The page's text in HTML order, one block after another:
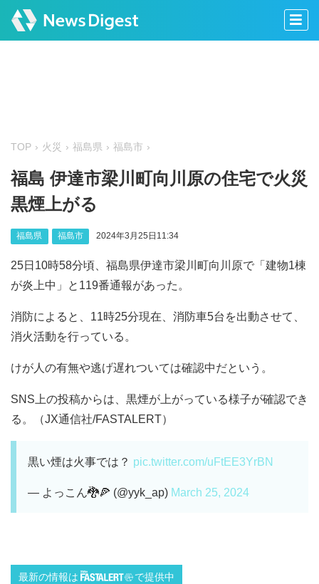
TOP 火災 福島県 福島市
福島 伊達市梁川町向川原の住宅で火災
黒煙上がる
福島県 福島市 2024年3月25日11:34
25日10時58分頃、福島県伊達市梁川町向川原で「建物1棟
が炎上中」と119番通報があった。
消防によると、11時25分現在、消防車5台を出動させて、
消火活動を行っている。
けが人の有無や逃げ遅れついては確認中だという。
SNS上の投稿からは、黒煙が上がっている様子が確認でき
る。（JX通信社/FASTALERT）
黒い煙は火事では？ pic.twitter.com/uFtEE3YrBN
— よっこん🐉🍕 (@yyk_ap) March 25, 2024
最新の情報は で提供中